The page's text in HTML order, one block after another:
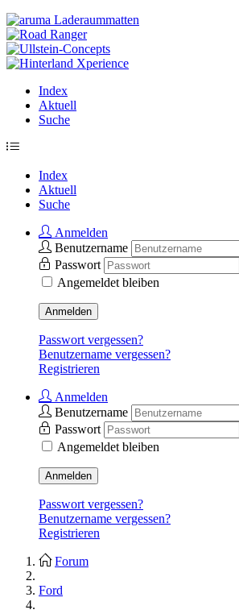
Index
Aktuell
Suche
Index
Aktuell
Suche
Anmelden
Benutzername
Passwort
Angemeldet bleiben
Anmelden
Passwort vergessen?
Benutzername vergessen?
Registrieren
Anmelden
Benutzername
Passwort
Angemeldet bleiben
Anmelden
Passwort vergessen?
Benutzername vergessen?
Registrieren
Forum
Ford